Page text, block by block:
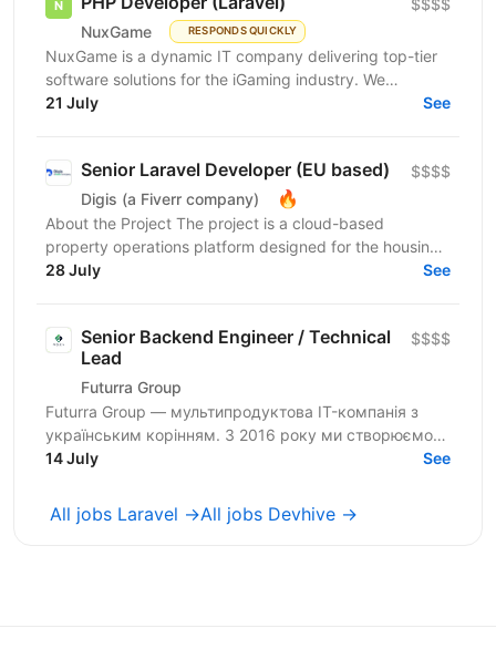
NuxGame RESPONDS QUICKLY
$$$$
NuxGame is a dynamic IT company delivering top-tier
software solutions for the iGaming industry. We
empower operators of all sizes to expand into new...
21 July See
Senior Laravel Developer (EU based)
Digis (a Fiverr company) 🔥
$$$$
About the Project The project is a cloud-based
property operations platform designed for the housing
sector. It connects housing providers, property...
28 July See
Senior Backend Engineer / Technical
Lead
Futurra Group
$$$$
Futurra Group — мультипродуктова IT-компанія з
українським корінням. З 2016 року ми створюємо
кросплатформенні продукти на перетині EdTech, AI
14 July See
All jobs Laravel →All jobs Devhive →